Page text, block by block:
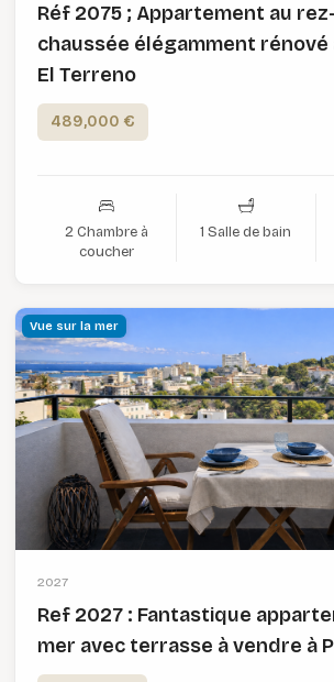
Réf 2075 ; Appartement au
chaussée élégamment rénové
El Terreno
489,000 €
2 Chambre à
coucher
1 Salle de bain
Vue sur la mer
2027
Ref 2027 : Fantastique
mer avec terrasse à vendre à